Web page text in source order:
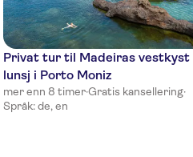
Hotel RIU Madeira
VidaMar Resorts Madeira
The Vine
Madeira Panoramico
Privat tur til Madeiras vestkyst med
lunsj i Porto Moniz
mer enn 8 timer·Gratis kansellering·
Språk: de, en